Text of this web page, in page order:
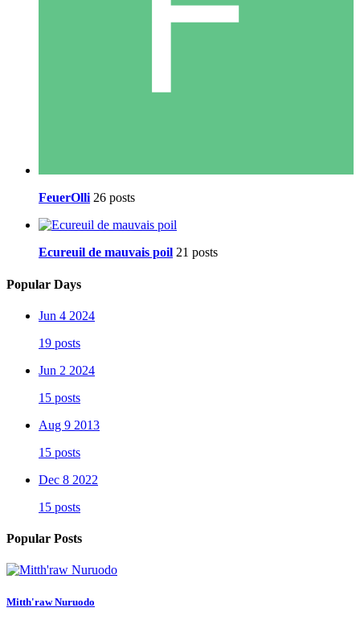
FeuerOlli 26 posts
Ecureuil de mauvais poil 21 posts
Popular Days
Jun 4 2024
19 posts
Jun 2 2024
15 posts
Aug 9 2013
15 posts
Dec 8 2022
15 posts
Popular Posts
Mitth'raw Nuruodo